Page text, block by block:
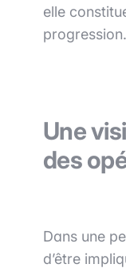
elle
progression.
Une
des
Dans une
d’être